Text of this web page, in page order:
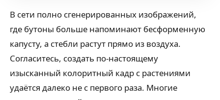
В сети полно сгенерированных изображений,
где бутоны больше напоминают бесформенную
капусту, а стебли растут прямо из воздуха.
Согласитесь, создать по-настоящему
изысканный колоритный кадр с растениями
удаётся далеко не с первого раза. Многие